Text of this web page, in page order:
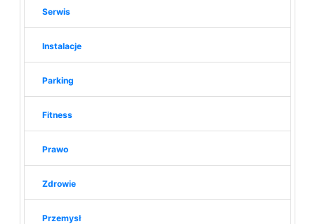
Serwis
Instalacje
Parking
Fitness
Prawo
Zdrowie
Przemysł